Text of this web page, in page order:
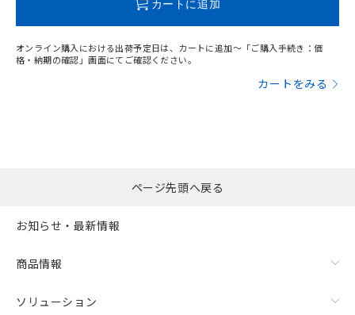
カートに追加
オンライン購入における出荷予定日は、カートに追加～「ご購入手続き：価
格・納期の確認」画面にてご確認ください。
カートをみる
ページ先頭へ戻る
お知らせ・最新情報
商品情報
ソリューション